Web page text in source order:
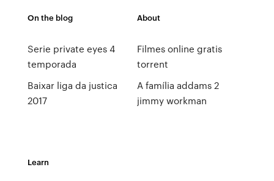
On the blog
Serie private eyes 4
temporada
Baixar liga da justica
2017
About
Filmes online gratis
torrent
A família addams 2
jimmy workman
Learn